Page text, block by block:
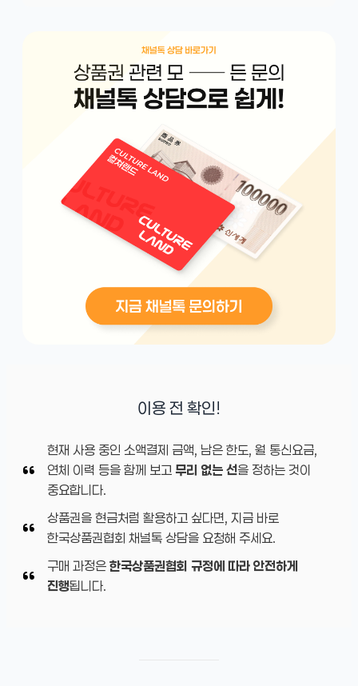
이용 전 확인!
현재 사용 중인 소액결제 금액, 남은 한도, 월 통신요금,
연체 이력 등을 함께 보고 무리 없는 선을 정하는 것이
중요합니다.
상품권을 현금처럼 활용하고 싶다면, 지금 바로
한국상품권협회 채널톡 상담을 요청해 주세요.
구매 과정은 한국상품권협회 규정에 따라 안전하게
진행됩니다.